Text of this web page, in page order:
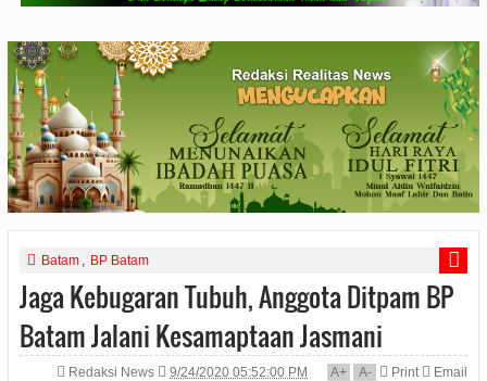
Batam BP Batam
Jaga Kebugaran Tubuh, Anggota Ditpam BP
Batam Jalani Kesamaptaan Jasmani
Redaksi News 9/24/2020 05:52:00 PM A+ A- Print
Email